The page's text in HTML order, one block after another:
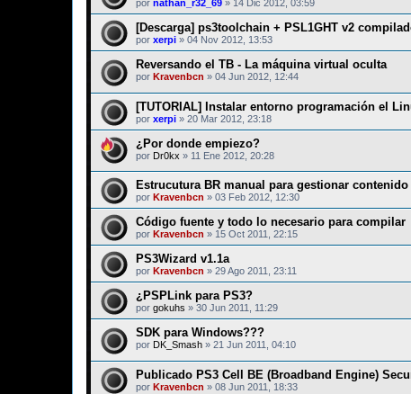
por nathan_r32_69 » 14 Dic 2012, 03:59
[Descarga] ps3toolchain + PSL1GHT v2
por xerpi » 04 Nov 2012, 13:53
Reversando el TB - La máquina virtual oculta
por Kravenbcn » 04 Jun 2012, 12:44
[TUTORIAL] Instalar entorno programación el
por xerpi » 20 Mar 2012, 23:18
¿Por donde empiezo?
por Dr0kx » 11 Ene 2012, 20:28
Estrucutura BR manual para gestionar contenido
por Kravenbcn » 03 Feb 2012, 12:30
Código fuente y todo lo necesario para compilar
por Kravenbcn » 15 Oct 2011, 22:15
PS3Wizard v1.1a
por Kravenbcn » 29 Ago 2011, 23:11
¿PSPLink para PS3?
por gokuhs » 30 Jun 2011, 11:29
SDK para Windows???
por DK_Smash » 21 Jun 2011, 04:10
Publicado PS3 Cell BE (Broadband Engine)
por Kravenbcn » 08 Jun 2011, 18:33